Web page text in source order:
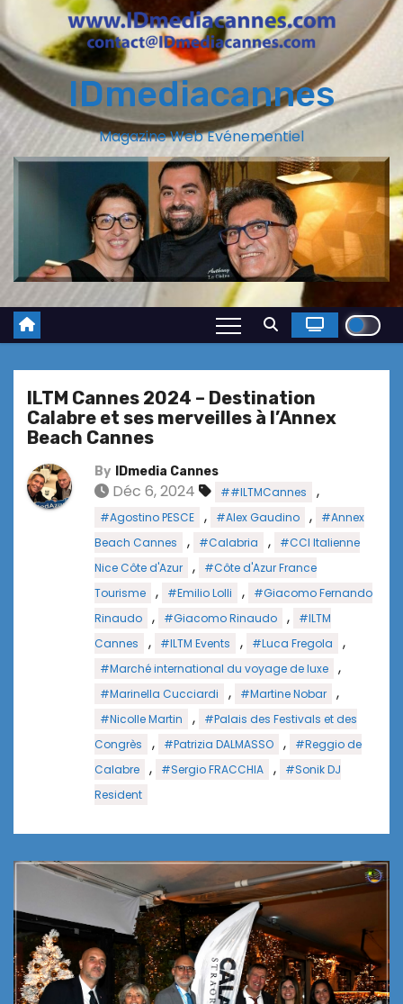
IDmediacannes
Magazine Web Evénementiel
ILTM Cannes 2024 – Destination
Calabre et ses merveilles à l’Annex
Beach Cannes
By IDmedia Cannes
Déc 6, 2024 ##ILTMCannes ,
#Agostino PESCE , #Alex Gaudino ,
#Annex
Beach Cannes
, #Calabria ,
#CCI Italienne
Nice Côte d'Azur
,
#Côte d'Azur France
Tourisme
, #Emilio Lolli ,
#Giacomo Fernando
Rinaudo
, #Giacomo Rinaudo ,
#ILTM
Cannes
, #ILTM Events , #Luca Fregola ,
#Marché international du voyage de luxe ,
#Marinella Cucciardi , #Martine Nobar ,
#Nicolle Martin ,
#Palais des Festivals et des
Congrès
, #Patrizia DALMASSO ,
#Reggio de
Calabre
, #Sergio FRACCHIA ,
#Sonik DJ
Resident